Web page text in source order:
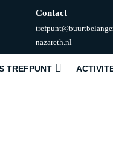
Contact
nazareth.nlE-
mail
TREFPUNT